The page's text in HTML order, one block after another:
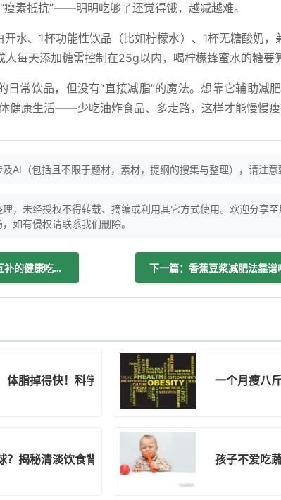
素抵抗”——明明吃够了还觉得饿，越减越难。
开水、1杯功能性饮品（比如柠檬水）、1杯无糖酸奶
每天添加糖需控制在25g以内，喝柠檬蜂蜜水的糖要
日常饮品，但没有“直接减脂”的魔法。想靠它辅助减
健康生活——少吃油炸食品、多走路，这样才能慢慢瘦
AI（包括且不限于题材，素材，提纲的搜集与整理），请注意
，未经授权不得转载、摘编或利用其它方式使用。欢迎分享至
如有侵权请联系我们删除。
上一篇：佛手瓜配龙须菜：营养互补的健康吃法，护肠胃还助心血管
体脂掉得快！科学搭配+避雷指南 一个月瘦八
？揭秘清淡饮食背后的体重陷阱 孩子不爱吃